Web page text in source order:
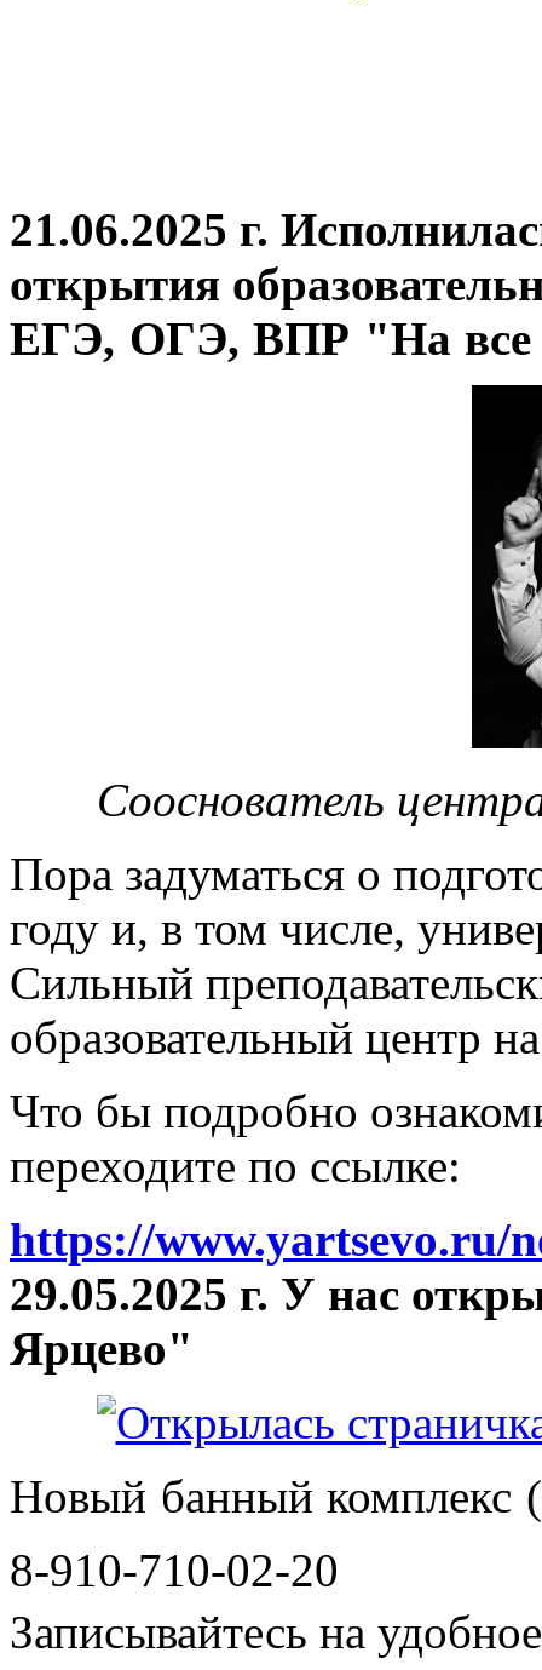
21.06.2025 г.
открытия
ЕГЭ, ОГЭ, ВПР "На все
Сооснователь
Пора задуматься о
году и, в том числе,
Сильный
образовательный центр
Что бы подробно
переходите по ссылке:
https://www.yartsevo.ru/
29.05.2025 г. У нас
Ярцево"
Новый банный комплекс
8-910-710-02-20
Записывайтесь на